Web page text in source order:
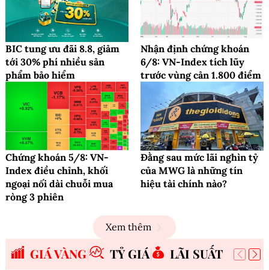
BIC tung ưu đãi 8.8, giảm
tới 30% phí nhiều sản
phẩm bảo hiểm
Nhận định chứng khoán
6/8: VN-Index tích lũy
trước vùng cản 1.800 điểm
Chứng khoán 5/8: VN-
Index điều chỉnh, khối
ngoại nối dài chuỗi mua
ròng 3 phiên
Đằng sau mức lãi nghìn tỷ
của MWG là những tín
hiệu tài chính nào?
Xem thêm
GIÁ VÀNG TỶ GIÁ LÃI SUẤT